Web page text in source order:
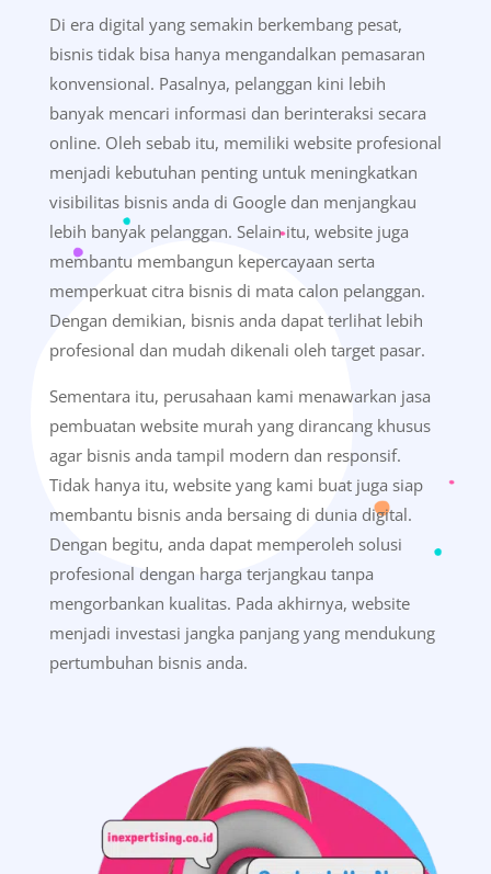
Di era digital yang semakin berkembang pesat,
bisnis tidak bisa hanya mengandalkan pemasaran
konvensional. Pasalnya, pelanggan kini lebih
banyak mencari informasi dan berinteraksi secara
online. Oleh sebab itu, memiliki website profesional
menjadi kebutuhan penting untuk meningkatkan
visibilitas bisnis anda di Google dan menjangkau
lebih banyak pelanggan. Selain itu, website juga
membantu membangun kepercayaan serta
memperkuat citra bisnis di mata calon pelanggan.
Dengan demikian, bisnis anda dapat terlihat lebih
profesional dan mudah dikenali oleh target pasar.
Sementara itu, perusahaan kami menawarkan jasa
pembuatan website murah yang dirancang khusus
agar bisnis anda tampil modern dan responsif.
Tidak hanya itu, website yang kami buat juga siap
membantu bisnis anda bersaing di dunia digital.
Dengan begitu, anda dapat memperoleh solusi
profesional dengan harga terjangkau tanpa
mengorbankan kualitas. Pada akhirnya, website
menjadi investasi jangka panjang yang mendukung
pertumbuhan bisnis anda.